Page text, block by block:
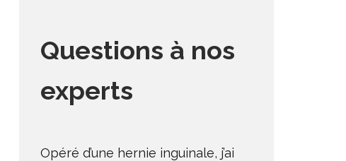
Questions à nos
experts
Opéré d’une hernie inguinale, j’ai